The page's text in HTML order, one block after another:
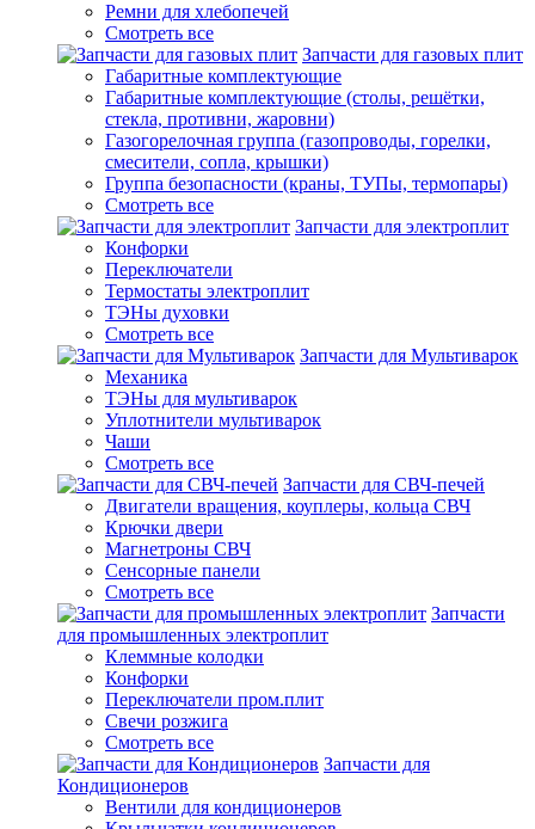
Ремни для хлебопечей
Смотреть все
Запчасти для газовых плит
Габаритные комплектующие
Габаритные комплектующие (столы, решётки,
стекла, противни, жаровни)
Газогорелочная группа (газопроводы, горелки,
смесители, сопла, крышки)
Группа безопасности (краны, ТУПы, термопары)
Смотреть все
Запчасти для электроплит
Конфорки
Переключатели
Термостаты электроплит
ТЭНы духовки
Смотреть все
Запчасти для Мультиварок
Механика
ТЭНы для мультиварок
Уплотнители мультиварок
Чаши
Смотреть все
Запчасти для СВЧ-печей
Двигатели вращения, коуплеры, кольца СВЧ
Крючки двери
Магнетроны СВЧ
Сенсорные панели
Смотреть все
Запчасти
для промышленных электроплит
Клеммные колодки
Конфорки
Переключатели пром.плит
Свечи розжига
Смотреть все
Запчасти для
Кондиционеров
Вентили для кондиционеров